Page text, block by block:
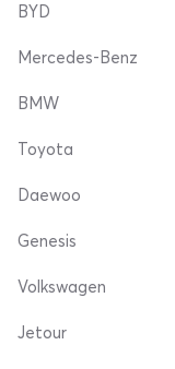
BYD
Mercedes-Benz
BMW
Toyota
Daewoo
Genesis
Volkswagen
Jetour